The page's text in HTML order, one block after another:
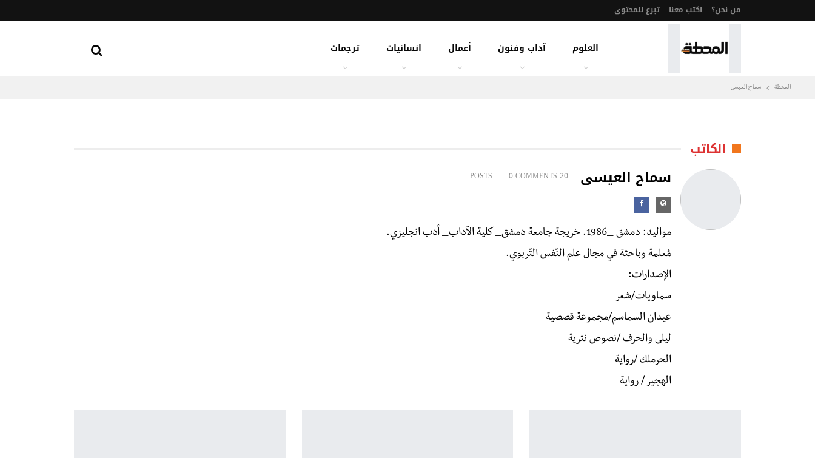
من نحن؟ اكتب معنا تبرع للمحتوى
العلوم آداب وفنون أعمال انسانيات ترجمات
المحطة سماح العيسى
الكاتب
سماح العيسى 20 POSTS
0 COMMENTS
مواليد: دمشق _1986. خريجة جامعة دمشق_ كلية الآداب_ أدب انجليزي.
مُعلمة وباحثة في مجال علم النّفس التّربوي.
الإصدارات:
سماويات/شعر
عيدان السماسم/مجموعة قصصية
ليلى والحرف /نصوص نثرية
الحرملك /رواية
الهجير / رواية